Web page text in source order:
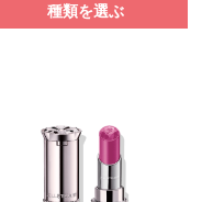
種類を選ぶ